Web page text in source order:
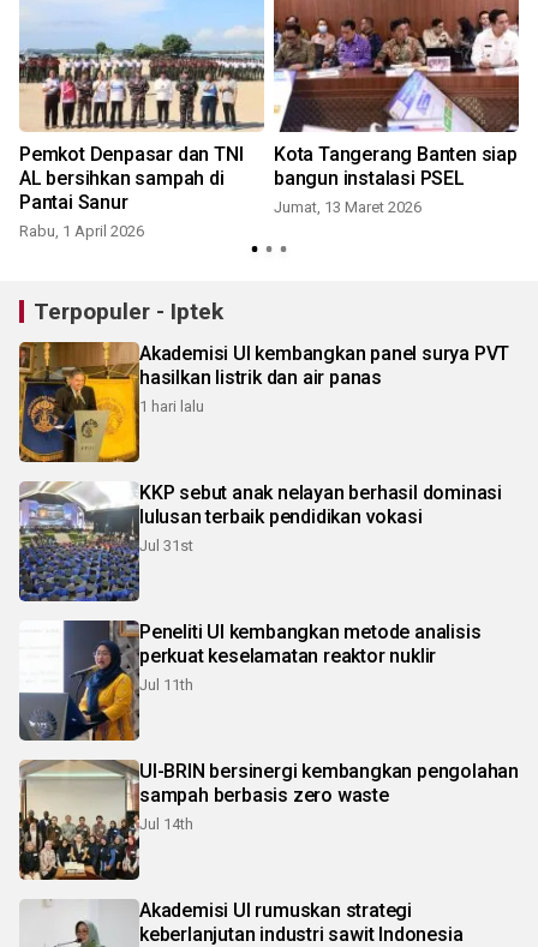
Pemkot Denpasar dan TNI
AL bersihkan sampah di
Pantai Sanur
Rabu, 1 April 2026
Kota Tangerang Banten siap
bangun instalasi PSEL
Jumat, 13 Maret 2026
Terpopuler - Iptek
Akademisi UI kembangkan panel surya PVT
hasilkan listrik dan air panas
1 hari lalu
KKP sebut anak nelayan berhasil dominasi
lulusan terbaik pendidikan vokasi
Jul 31st
Peneliti UI kembangkan metode analisis
perkuat keselamatan reaktor nuklir
Jul 11th
UI-BRIN bersinergi kembangkan pengolahan
sampah berbasis zero waste
Jul 14th
Akademisi UI rumuskan strategi
keberlanjutan industri sawit Indonesia